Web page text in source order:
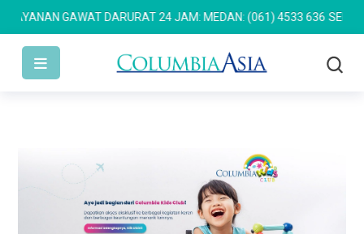
GAWAT DARURAT 24 JAM: MEDAN: (061) 4533 636